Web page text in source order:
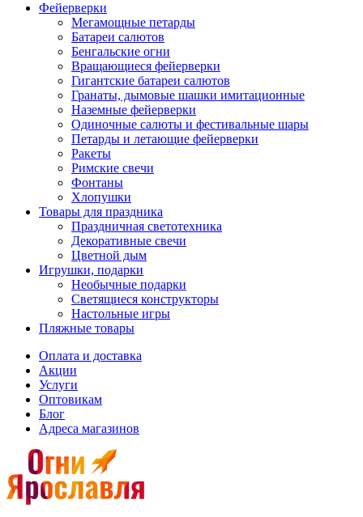
Фейерверки
Мегамощные петарды
Батареи салютов
Бенгальские огни
Вращающиеся фейерверки
Гигантские батареи салютов
Гранаты, дымовые шашки имитационные
Наземные фейерверки
Одиночные салюты и фестивальные шары
Петарды и летающие фейерверки
Ракеты
Римские свечи
Фонтаны
Хлопушки
Товары для праздника
Праздничная светотехника
Декоративные свечи
Цветной дым
Игрушки, подарки
Необычные подарки
Светящиеся конструкторы
Настольные игры
Пляжные товары
Оплата и доставка
Акции
Услуги
Оптовикам
Блог
Адреса магазинов